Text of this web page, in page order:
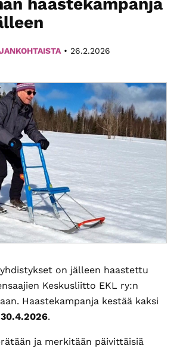
• 26.2.2026
on jälleen haastettu
Keskusliitto EKL ry:n
Haastekampanja kestää kaksi
.
ja merkitään päivittäisiä